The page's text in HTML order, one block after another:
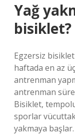
Yağ
bisiklet?
Egzersiz
haftada en az
antrenman
antrenman
Bisiklet,
sporlar
yakmaya başlar.